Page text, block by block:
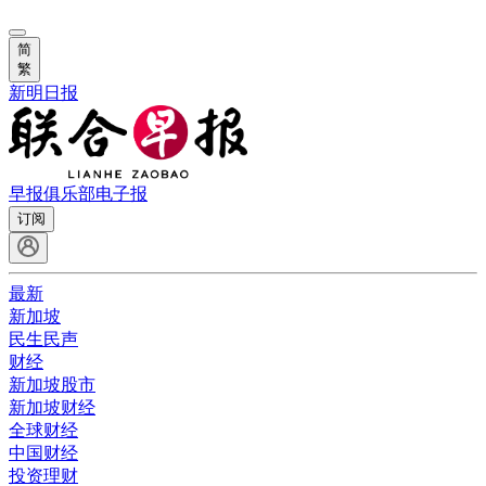
简
繁
新明日报
早报俱乐部电子报
订阅
最新
新加坡
民生民声
财经
新加坡股市
新加坡财经
全球财经
中国财经
投资理财